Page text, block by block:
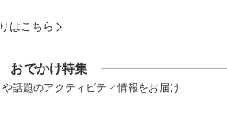
はこちら
おでかけ特集
話題のアクティビティ情報をお届け